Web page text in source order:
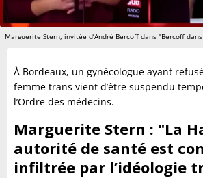
Marguerite Stern, invitée d’André Bercoff dans "Bercoff
À Bordeaux, un gynécologue ayant
femme trans vient d’être suspendu
l’Ordre des médecins.
Marguerite Stern : "La
autorité de santé est
infiltrée par l’idéologie